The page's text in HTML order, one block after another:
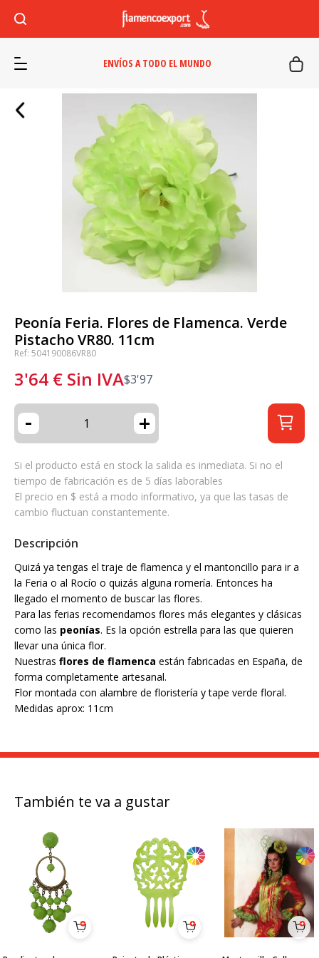
ENVÍOS A TODO EL MUNDO
Peonía Feria. Flores de Flamenca. Verde
Pistacho VR80. 11cm
Ref: 504190086VR80
3'64 € Sin IVA$3'97
- +
Si el producto está en stock la salida es inmediata. Si no el
tiempo de fabricación es de 5 días laborables
El precio en $ está a modo informativo, ya que las tasas de
cambio fluctuan constantemente.
Descripción
Quizá ya tengas el traje de flamenca y el mantoncillo para ir a
la Feria o al Rocío o quizás alguna romería. Entonces ha
llegado el momento de buscar las flores.
Para las ferias recomendamos flores más elegantes y clásicas
como las peonías. Es la opción estrella para las que quieren
llevar una única flor.
Nuestras flores de flamenca están fabricadas en España, de
forma completamente artesanal.
Flor montada con alambre de floristería y tape verde floral.
Medidas aprox: 11cm
También te va a gustar